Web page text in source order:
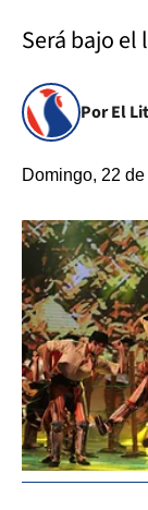
Será bajo
Por El
Domingo, 22